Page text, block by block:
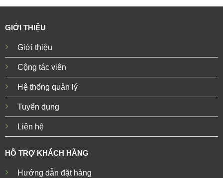
GIỚI THIỆU
Giới thiệu
Cộng tác viên
Hệ thống quản lý
Tuyển dụng
Liên hệ
HỖ TRỢ KHÁCH HÀNG
Hướng dẫn đặt hàng